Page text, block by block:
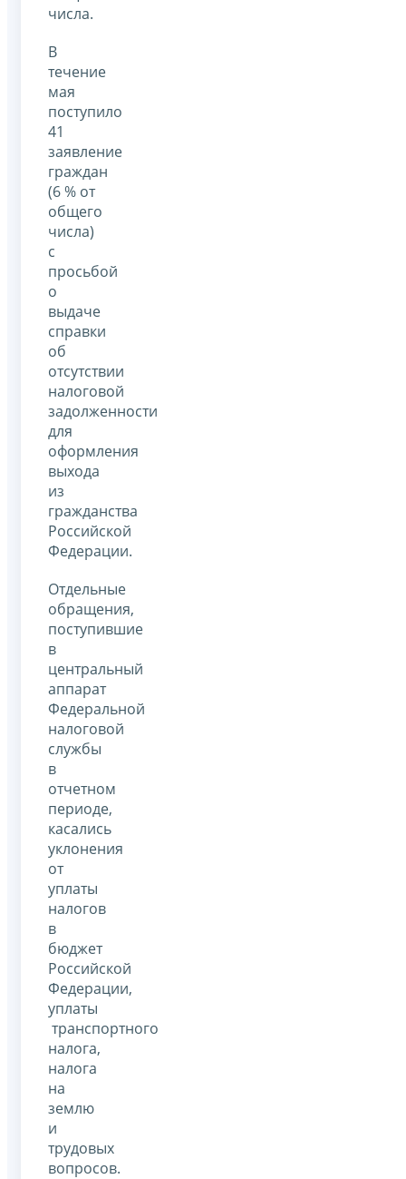
числа.
В
течение
мая
поступило
41
заявление
граждан
(6 % от
общего
числа)
с
просьбой
о
выдаче
справки
об
отсутствии
налоговой
задолженности
для
оформления
выхода
из
гражданства
Российской
Федерации.
Отдельные
обращения,
поступившие
в
центральный
аппарат
Федеральной
налоговой
службы
в
отчетном
периоде,
касались
уклонения
от
уплаты
налогов
в
бюджет
Российской
Федерации,
уплаты
транспортного
налога,
налога
на
землю
и
трудовых
вопросов.